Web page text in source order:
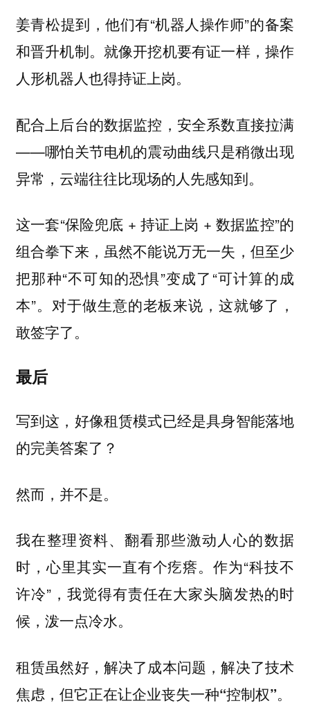
姜青松提到，他们有“机器人操作师”的备案
和晋升机制。就像开挖机要有证一样，操作
人形机器人也得持证上岗。
配合上后台的数据监控，安全系数直接拉满
——哪怕关节电机的震动曲线只是稍微出现
异常，云端往往比现场的人先感知到。
这一套“保险兜底 + 持证上岗 + 数据监控”的
组合拳下来，虽然不能说万无一失，但至少
把那种“不可知的恐惧”变成了“可计算的成
本”。对于做生意的老板来说，这就够了，
敢签字了。
最后
写到这，好像租赁模式已经是具身智能落地
的完美答案了？
然而，并不是。
我在整理资料、翻看那些激动人心的数据
时，心里其实一直有个疙瘩。作为“科技不
许冷”，我觉得有责任在大家头脑发热的时
候，泼一点冷水。
租赁虽然好，解决了成本问题，解决了技术
焦虑，但它正在让企业丧失一种“控制权”。